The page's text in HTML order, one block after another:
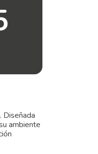
Diseñada
ambiente